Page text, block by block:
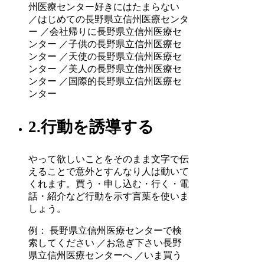
州医療センター好きにはたまらない
／はじめての長野県立信州医療センタ
ー ／会社帰りに長野県立信州医療セ
ンター ／子供の長野県立信州医療セ
ンター ／天使の長野県立信州医療セ
ンター ／美人の長野県立信州医療セ
ンター ／国際的長野県立信州医療セ
ンター
2.行動を誘導する
やって欲しいことをそのまま文字で伝
えることで意外とすんなり人は動いて
くれます。買う・申し込む・行く・電
話・紹介など行動を示す言葉を使いま
しょう。
例： 長野県立信州医療センターで検
索してください ／お急ぎ下さい長野
県立信州医療センターへ ／いま買う